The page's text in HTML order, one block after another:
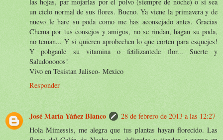
un ciclo normal de sus flores. Bueno. Ya viene la primavera y de
nuevo le hare su poda como me has aconsejado antes. Gracias
Chema por tus consejos y amigos, no se rindan, hagan su poda,
no teman... Y si quieren aprobechen lo que corten para esquejes!
Y pobganle su vitamina o fetilizantede flor... Suerte y
Saludooooos!
Vivo en Tesistan Jalisco- Mexico
Responder
José María Yáñez Blanco
28 de febrero de 2013 a las 12:27
Hola Mimessis, me alegra que tus plantas hayan florecido. Las